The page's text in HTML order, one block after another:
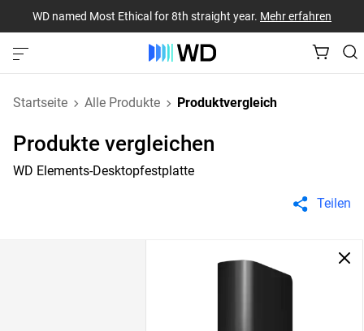
WD named Most Ethical for 8th straight year. Mehr erfahren
Startseite Alle Produkte Produktvergleich
Produkte vergleichen
WD Elements-Desktopfestplatte
Teilen